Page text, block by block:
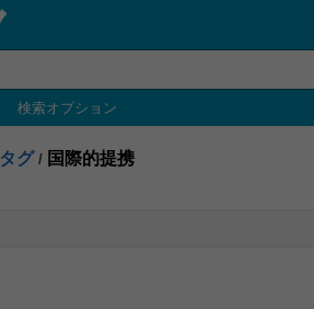
検索オプション
タグ / 国際的提携